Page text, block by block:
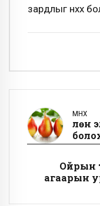
зардлыг нөхөх
ӨМНӨХ
Өлөн
Ойрын
агаарын